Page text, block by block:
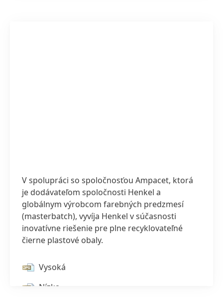
V spolupráci so spoločnosťou Ampacet, ktorá
je dodávateľom spoločnosti Henkel a
globálnym výrobcom farebných predzmesí
(masterbatch), vyvíja Henkel v súčasnosti
inovatívne riešenie pre plne recyklovateľné
čierne plastové obaly.
Vysoká
Nízka